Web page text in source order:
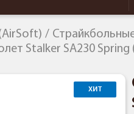
Stalker SA230 Spring
ХИТ